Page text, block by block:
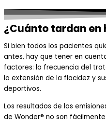
¿Cuánto tardan en
Si bien todos los pacientes
antes, hay que tener en
factores: la frecuencia del
la extensión de la flacidez y
deportivos.
Los resultados de las
de Wonder® no son